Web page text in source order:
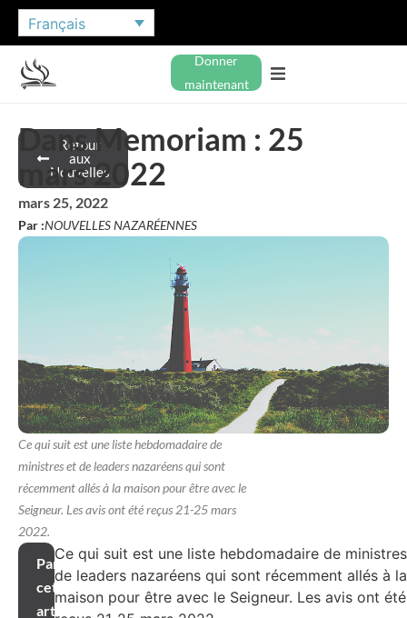
Français
Donner
maintenant
Retour
aux
Nouvelles
Dans Memoriam : 25
mars 2022
mars 25, 2022
Par :NOUVELLES NAZARÉENNES
Ce qui suit est une liste hebdomadaire de
ministres et de leaders nazaréens qui sont
récemment allés à la maison pour être avec le
Seigneur. Les avis ont été reçus 21-25 mars
2022.
Partager
cet
article
Ce qui suit est une liste hebdomadaire de
de leaders nazaréens qui sont récemment allés à la
maison pour être avec le Seigneur. Les avis ont été